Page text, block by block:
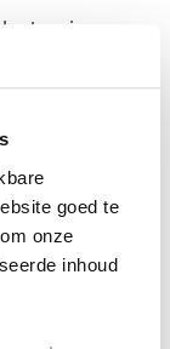
goed te
onze
inhoud
jaar in